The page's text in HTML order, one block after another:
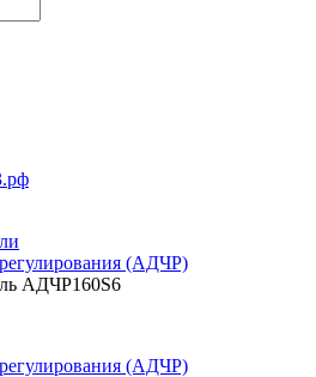
(АДЧР)
АДЧР160S6
(АДЧР)